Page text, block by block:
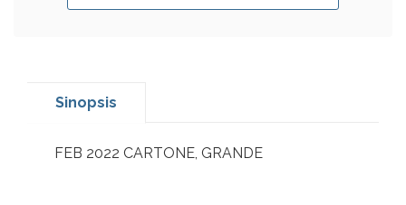
Sinopsis
FEB 2022 CARTONE, GRANDE